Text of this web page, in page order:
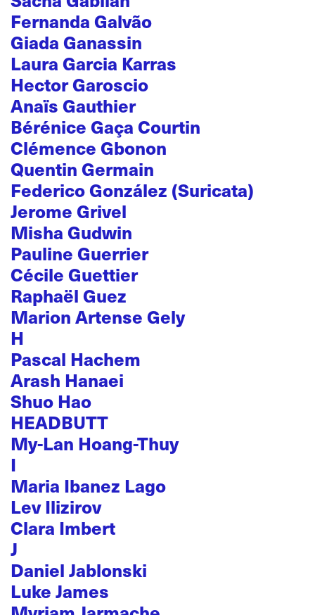
Fernanda Galvão
Giada Ganassin
Laura Garcia Karras
Hector Garoscio
Anaïs Gauthier
Bérénice Gaça Courtin
Clémence Gbonon
Quentin Germain
Federico González (Suricata)
Jerome Grivel
Misha Gudwin
Pauline Guerrier
Cécile Guettier
Raphaël Guez
Marion Artense Gely
H
Pascal Hachem
Arash Hanaei
Shuo Hao
HEADBUTT
My-Lan Hoang-Thuy
I
Maria Ibanez Lago
Lev Ilizirov
Clara Imbert
J
Daniel Jablonski
Luke James